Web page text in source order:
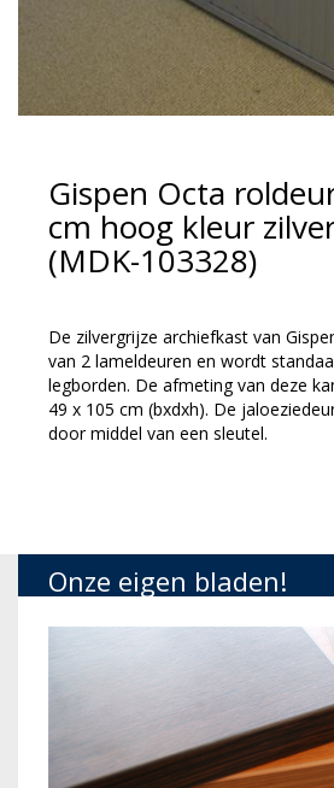
Gispen Octa
cm hoog kleur
(MDK-103328)
De zilvergrijze archiefkast van
van 2 lameldeuren en wordt
legborden. De afmeting van deze
49 x 105 cm (bxdxh). De
door middel van een sleutel.
Onze eigen bladen!